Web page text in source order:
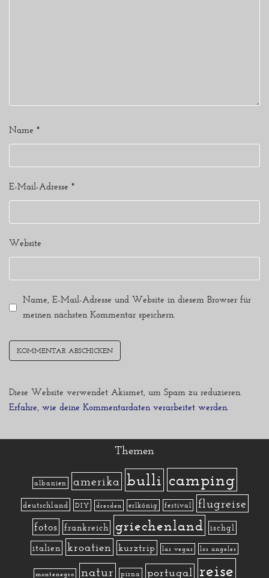
Name *
E-Mail-Adresse *
Website
Name, E-Mail-Adresse und Website in diesem Browser für
meinen nächsten Kommentar speichern.
Diese Website verwendet Akismet, um Spam zu reduzieren.
Erfahre, wie deine Kommentardaten verarbeitet werden.
Themen
albanien amerika bulli camping
deutschland DIY dresden erlkönig festival flugreise
fotos frankreich griechenland ischgl
italien kroatien kurztrip las vegas los angeles
montenegro natur pirna portugal reise